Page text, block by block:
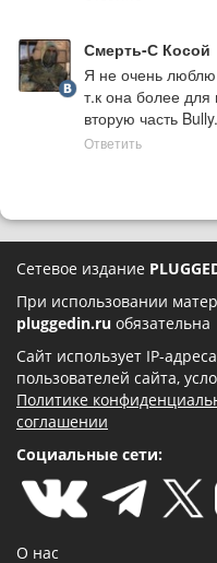
Смерть-С Косой
Я не очень
т.к она более
вторую часть Bully.
Ответить
Сетевое издание
При использовании
pluggedin.ru обязательна
Сайт использует IP-
пользователей сайта,
Политике
соглашении
Социальные сети:
О нас